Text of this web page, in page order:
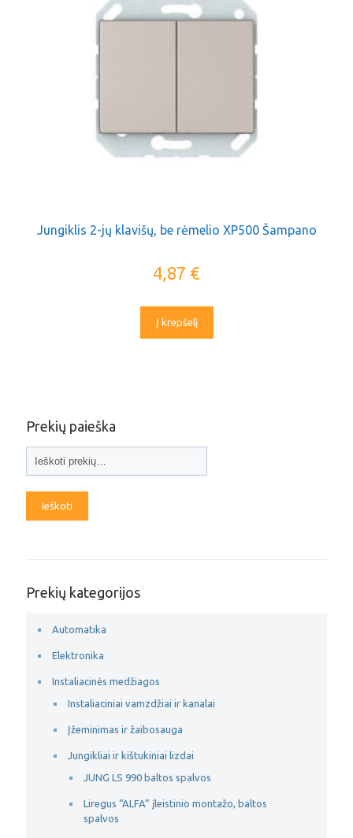
Jungiklis 2-jų klavišų, be rėmelio XP500 Šampano
4,87 €
Į krepšelį
Prekių paieška
Ieškoti
Prekių kategorijos
Automatika
Elektronika
Instaliacinės medžiagos
Instaliaciniai vamzdžiai ir kanalai
Įžeminimas ir žaibosauga
Jungikliai ir kištukiniai lizdai
JUNG LS 990 baltos spalvos
Liregus “ALFA” įleistinio montažo, baltos
spalvos